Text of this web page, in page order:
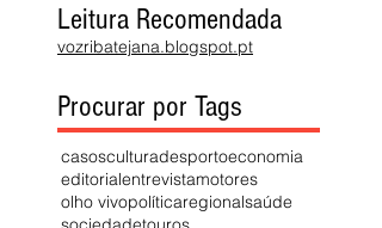
Leitura Recomendada
vozribatejana.blogspot.pt
Procurar por Tags
casosculturadesportoeconomia
editorialentrevistamotores
olho vivopolíticaregionalsaúde